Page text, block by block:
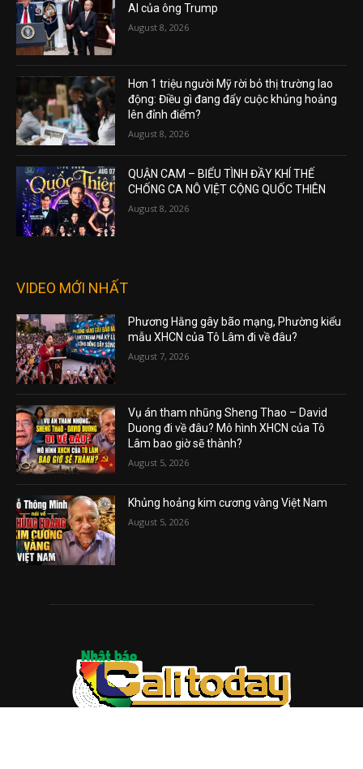
AI của ông Trump
August 8, 2026
Hơn 1 triệu người Mỹ rời bỏ thị trường lao
động: Điều gì đang đẩy cuộc khủng hoảng
lên đỉnh điểm?
August 8, 2026
QUẬN CAM – BIỂU TÌNH ĐẦY KHÍ THẾ
CHỐNG CA NÔ VIỆT CỘNG QUỐC THIÊN
August 8, 2026
VIDEO MỚI NHẤT
Phương Hằng gây bão mạng, Phường kiểu
mẫu XHCN của Tô Lâm đi về đâu?
August 7, 2026
Vụ án tham nhũng Sheng Thao – David
Duong đi về đâu? Mô hình XHCN của Tô
Lâm bao giờ sẽ thành?
August 5, 2026
Khủng hoảng kim cương vàng Việt Nam
August 5, 2026